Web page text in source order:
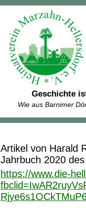
Geschichte
Wie aus Barnimer
Artikel von Harald
Jahrbuch 2020
https://www.die-